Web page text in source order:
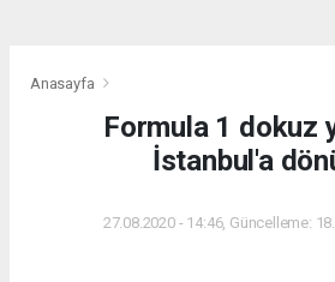
Anasayfa
Formula 1 dokuz
İstanbul'a
27.08.2020 - 14:46, Güncelleme: